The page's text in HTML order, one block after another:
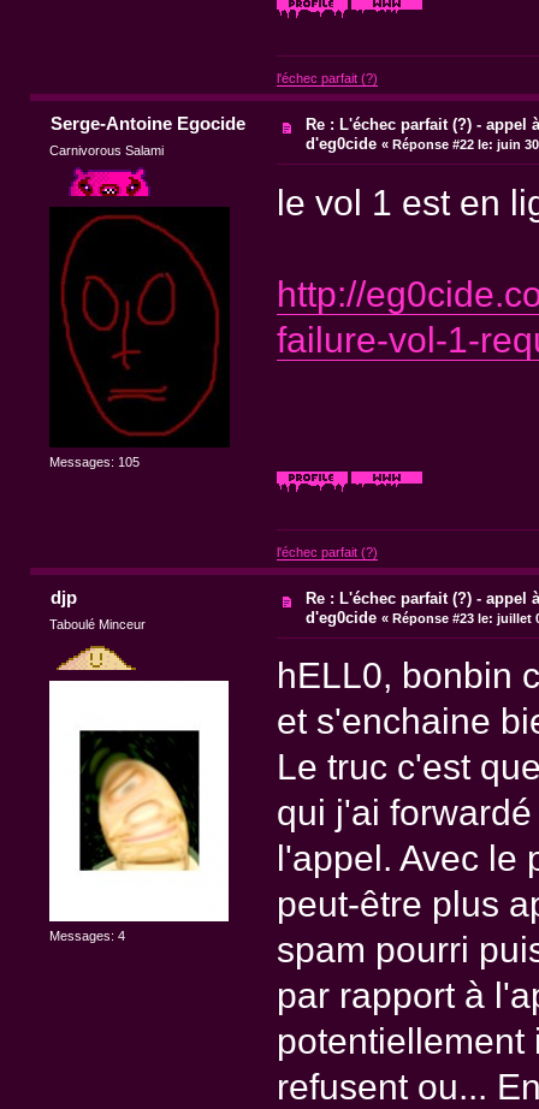
l'échec parfait (?)
Serge-Antoine Egocide
Carnivorous Salami
Messages: 105
Re : L'échec parfait (?) - appel
d'eg0cide «Réponse #22 le: juin
le vol 1 est en
http://
failure-vol-1-
l'échec parfait (?)
djp
Taboulé Minceur
Messages: 4
Re : L'échec parfait (?) - appel
d'eg0cide «Réponse #23 le: juillet
hELL0, bonbin
et s'enchaine
Le truc c'est
qui j'ai
l'appel. Avec le
peut-être plus
spam pourri
par rapport à
potentiellement
refusent ou...